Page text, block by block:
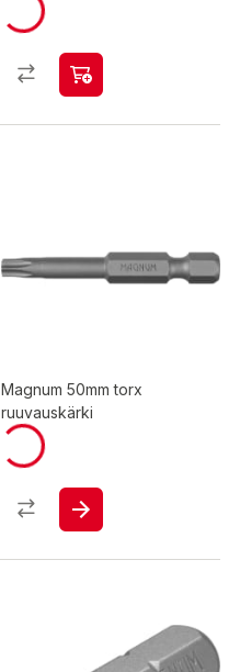
Magnum 50mm torx
ruuvauskärki